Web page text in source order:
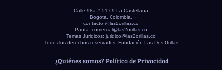
Calle 98a # 51-69 La Castellana
Bogotá, Colombia.
contacto @las2orillas.co
Pauta: comercial@las2orillas.co
Temas Juridicos: juridico@las2orillas.co
Todos los derechos reservados. Fundación Las Dos Orillas
¿Quiénes somos? Política de Privacidad